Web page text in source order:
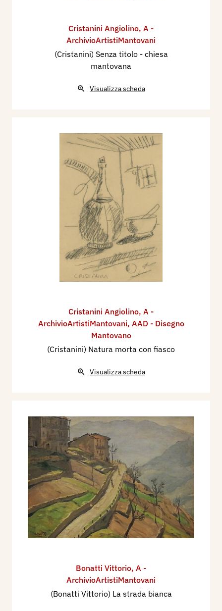
Cristanini Angiolino, A -
ArchivioArtistiMantovani
(Cristanini) Senza titolo - chiesa
mantovana
Visualizza scheda
Cristanini Angiolino, A -
ArchivioArtistiMantovani, AAD - Disegno
Mantovano
(Cristanini) Natura morta con fiasco
Visualizza scheda
Bonatti Vittorio, A -
ArchivioArtistiMantovani
(Bonatti Vittorio) La strada bianca